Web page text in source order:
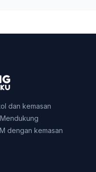
dan kemasan
dengan kemasan